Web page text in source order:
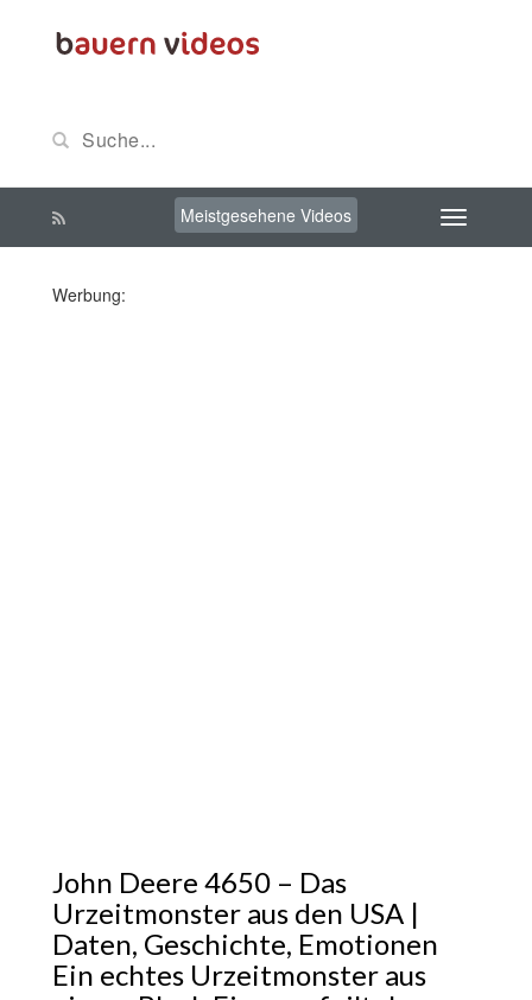
Meistgesehene Videos
Werbung:
John Deere 4650 – Das
Urzeitmonster aus den USA |
Daten, Geschichte, Emotionen
Ein echtes Urzeitmonster aus